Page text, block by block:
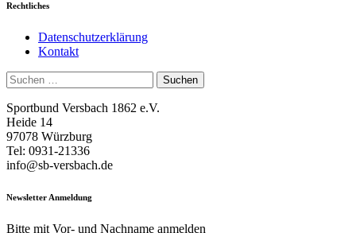
Rechtliches
Datenschutzerklärung
Kontakt
Suchen
nach:
Sportbund Versbach 1862 e.V.
Heide 14
97078 Würzburg
Tel: 0931-21336
info@sb-versbach.de
Newsletter Anmeldung
Bitte mit Vor- und Nachname anmelden